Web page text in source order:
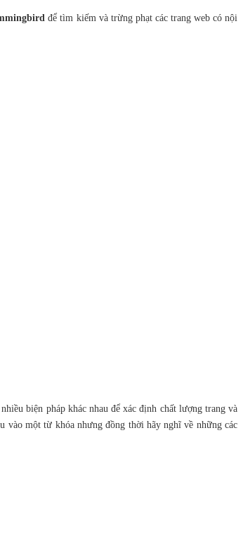
để tìm kiếm và trừng phạt các trang web có nội
biện pháp khác nhau để xác định chất lượng trang và
vào một từ khóa nhưng đồng thời hãy nghĩ về những các